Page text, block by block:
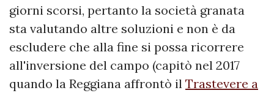
giorni scorsi, pertanto la società granata
sta valutando altre soluzioni e non è da
escludere che alla fine si possa ricorrere
all'inversione del campo (capitò nel 2017
quando la Reggiana affrontò il Trastevere a